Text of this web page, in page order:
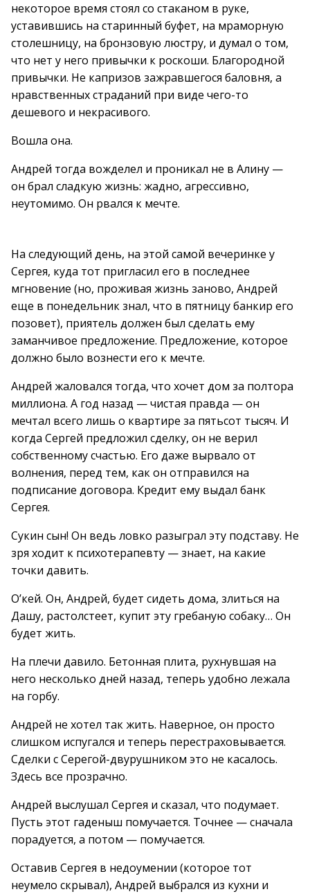
некоторое время стоял со стаканом в руке,
уставившись на старинный буфет, на мраморную
столешницу, на бронзовую люстру, и думал о том,
что нет у него привычки к роскоши. Благородной
привычки. Не капризов зажравшегося баловня, а
нравственных страданий при виде чего-то
дешевого и некрасивого.
Вошла она.
Андрей тогда вожделел и проникал не в Алину —
он брал сладкую жизнь: жадно, агрессивно,
неутомимо. Он рвался к мечте.
На следующий день, на этой самой вечеринке у
Сергея, куда тот пригласил его в последнее
мгновение (но, проживая жизнь заново, Андрей
еще в понедельник знал, что в пятницу банкир его
позовет), приятель должен был сделать ему
заманчивое предложение. Предложение, которое
должно было вознести его к мечте.
Андрей жаловался тогда, что хочет дом за полтора
миллиона. А год назад — чистая правда — он
мечтал всего лишь о квартире за пятьсот тысяч. И
когда Сергей предложил сделку, он не верил
собственному счастью. Его даже вырвало от
волнения, перед тем, как он отправился на
подписание договора. Кредит ему выдал банк
Сергея.
Сукин сын! Он ведь ловко разыграл эту подставу. Не
зря ходит к психотерапевту — знает, на какие
точки давить.
О’кей. Он, Андрей, будет сидеть дома, злиться на
Дашу, растолстеет, купит эту гребаную собаку… Он
будет жить.
На плечи давило. Бетонная плита, рухнувшая на
него несколько дней назад, теперь удобно лежала
на горбу.
Андрей не хотел так жить. Наверное, он просто
слишком испугался и теперь перестраховывается.
Сделки с Серегой-двурушником это не касалось.
Здесь все прозрачно.
Андрей выслушал Сергея и сказал, что подумает.
Пусть этот гаденыш помучается. Точнее — сначала
порадуется, а потом — помучается.
Оставив Сергея в недоумении (которое тот
неумело скрывал), Андрей выбрался из кухни и